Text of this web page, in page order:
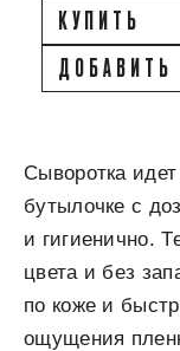
КУПИТЬ
ДОБАВИТЬ
Сыворотка
бутылочке с
и гигиенично.
цвета и без
по коже и
ощущения